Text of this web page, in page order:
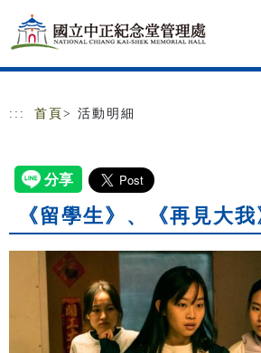
跳到主要內容
網站導覽
::: 首頁 > 活動明細
《留學生》、《再見大